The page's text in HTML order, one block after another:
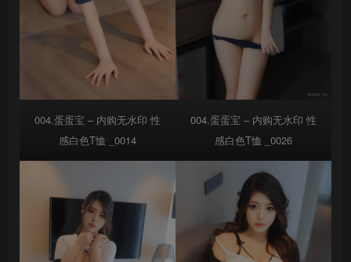
004.蛋蛋宝 – 内购无水印 性
感白色T恤 _0014
004.蛋蛋宝 – 内购无水印 性
感白色T恤 _0026